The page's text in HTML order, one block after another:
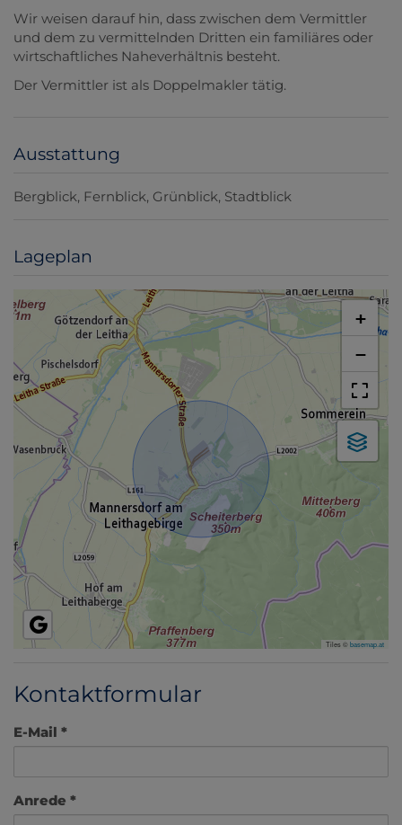
Wir weisen darauf hin, dass zwischen dem Vermittler
und dem zu vermittelnden Dritten ein familiäres oder
wirtschaftliches Naheverhältnis besteht.
Der Vermittler ist als Doppelmakler tätig.
Ausstattung
Bergblick Fernblick Grünblick Stadtblick
Lageplan
+
−
Tiles ©basemap.at
Kontaktformular
E-Mail
Anrede